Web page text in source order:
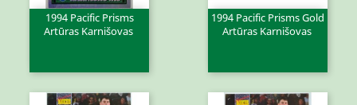
1994 Pacific Prisms
Artūras Karnišovas
1994 Pacific Prisms Gold
Artūras Karnišovas